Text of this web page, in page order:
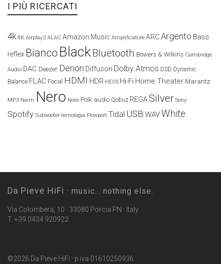
I PIÙ RICERCATI
4k 8K Airplay2 ALAC Amazon Music Amplificatore ARCArgento Bass
reflex Bianco BlackBluetooth Bowers & Wilkins Cambridge
Audio DAC Deezer Denon Diffusori Dolby Atmos DSD Dynamic
Balance FLAC Focal HDMI HDR HEOS Hi-Fi Home Theater Marantz
MP3 Naim Nero Noce Polk audio Qobuz REGASilver Sony
Spotify Subwoofer tecnologia Flowport Tidal USB WAVWhite
Da Pieve HiFi · music... nothing else.
Via Colombera, 10 · 33080 Porcia PN · Italy
T. +39 0434 920922
©2026 Da Pieve HiFi · p.iva 01610250936